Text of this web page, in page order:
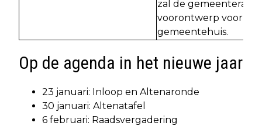
zal de
voorontwerp voor de
gemeentehuis.
Op de agenda in het nieuwe jaar
23 januari: Inloop en Altenaronde
30 januari: Altenatafel
6 februari: Raadsvergadering